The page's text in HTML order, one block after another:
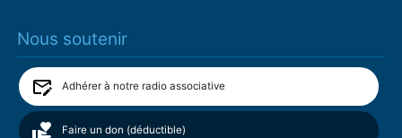
Nous soutenir
Adhérer à notre radio associative
Faire un don (déductible)